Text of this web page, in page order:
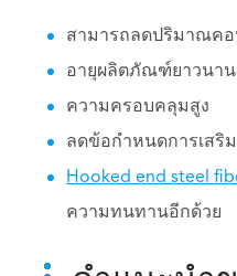
สามารถลดปริมาณคอ
อายุผลิตภัณฑ์ยาวนาน
ความครอบคลุมสูง
ลดข้อกำหนดการเสริ
Hooked end steel
ความทนทานอีกด้วย